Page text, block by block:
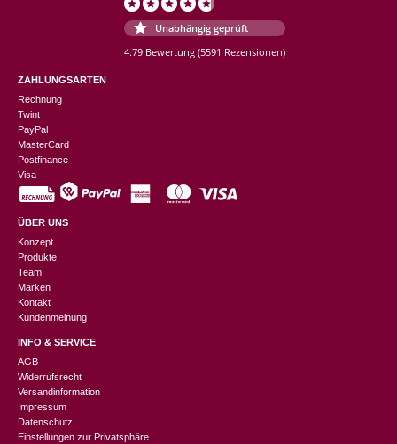
Unabhängig geprüft
4.79 Bewertung (5591 Rezensionen)
ZAHLUNGSARTEN
Rechnung
Twint
PayPal
MasterCard
Postfinance
Visa
ÜBER UNS
Konzept
Produkte
Team
Marken
Kontakt
Kundenmeinung
INFO & SERVICE
AGB
Widerrufsrecht
Versandinformation
Impressum
Datenschutz
Einstellungen zur Privatsphäre